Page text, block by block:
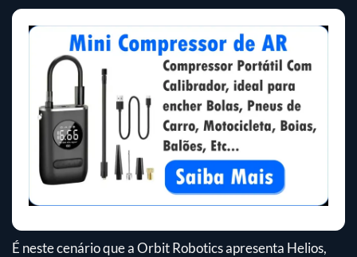
É neste cenário que a Orbit Robotics apresenta Helios,